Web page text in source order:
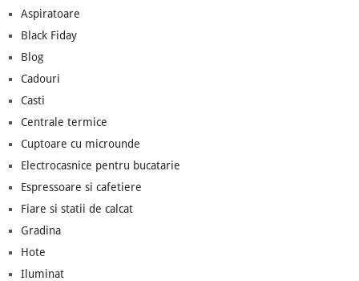
Aspiratoare
Black Fiday
Blog
Cadouri
Casti
Centrale termice
Cuptoare cu microunde
Electrocasnice pentru bucatarie
Espressoare si cafetiere
Fiare si statii de calcat
Gradina
Hote
Iluminat